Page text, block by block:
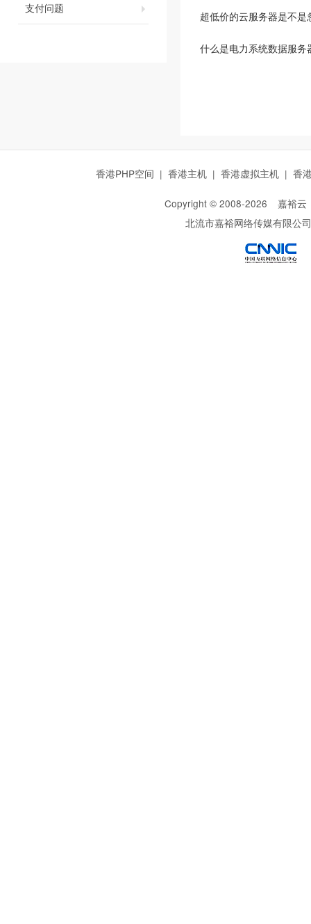
支付问题
超低价的云服务器是不是
什么是电力系统数据服务
香港PHP空间 | 香港主机 | 香港虚拟主机 | 香
Copyright © 2008-2026 嘉裕云
北流市嘉裕网络传媒有限公司